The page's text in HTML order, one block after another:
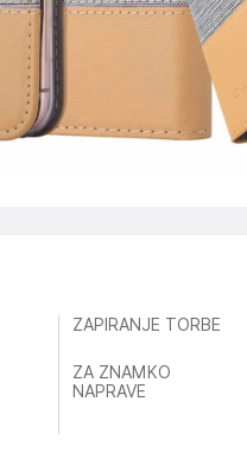
ZAPIRANJE TORBE
ZA ZNAMKO
NAPRAVE